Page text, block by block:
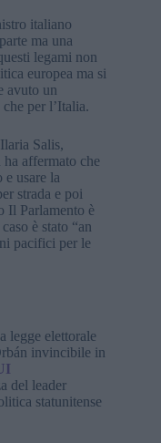
italiano
ma una
legami non
europea ma si
avuto un
per l’Italia.
Salis,
affermato che
usare la
strada e poi
Il Parlamento è
è stato “an
pacifici per le
legge elettorale
invincibile in
del leader
statunitense